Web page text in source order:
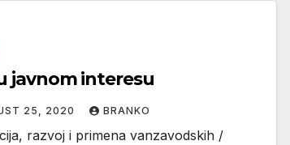
javnom interesu
25, 2020 BRANKO
razvoj i primena vanzavodskih /